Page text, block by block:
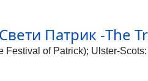
Патрик -The
of Patrick); Ulster-